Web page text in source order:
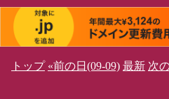
トップ «前の日(09-09) 最新 次